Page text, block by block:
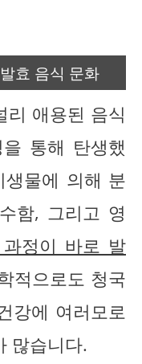
효 음식 문화
리 애용된 음식
통해 탄생했
물에 의해 분
함, 그리고 영
정이 바로 발
적으로도 청국
강에 여러모로
많습니다.